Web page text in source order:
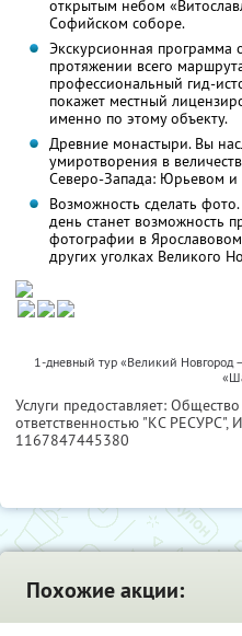
открытым небом
Софийском соборе.
Экскурсионная программа
протяжении всего
профессиональный гид-
покажет местный
именно по этому объекту.
Древние монастыри. Вы
умиротворения в
Северо-Запада: Юрьевом и
Возможность сделать
день станет возможность
фотографии в
других уголках Великого
1-дневный тур «Великий Новгород
Услуги предоставляет:
ответственностью "КС РЕСУРС",
1167847445380
Похожие акции: